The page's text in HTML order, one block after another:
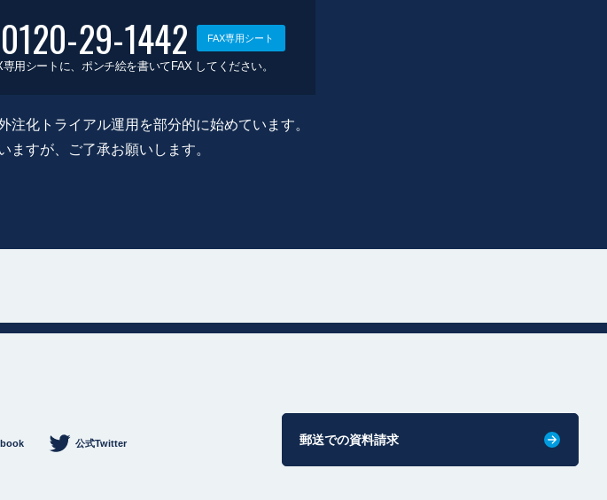
0120-29-1442 FAX専用シート
専用シートに、ポンチ絵を書いてFAX してください。
化トライアル運用を部分的に始めています。
ますが、ご了承お願いします。
公式Twitter 郵送での資料請求